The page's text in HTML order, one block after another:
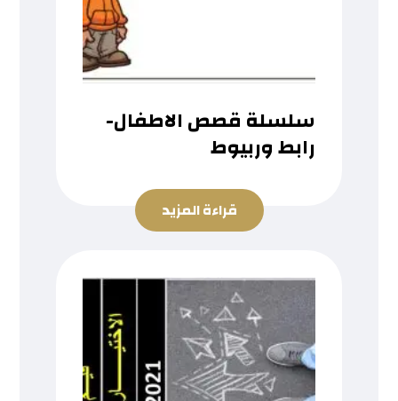
سلسلة قصص الاطفال-
رابط وربيوط
قراءة المزيد